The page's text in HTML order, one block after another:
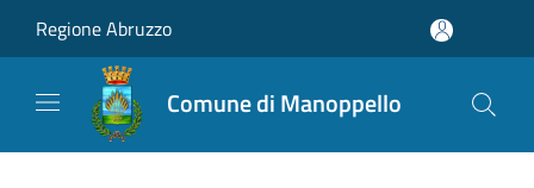
Regione Abruzzo
Comune di Manoppello